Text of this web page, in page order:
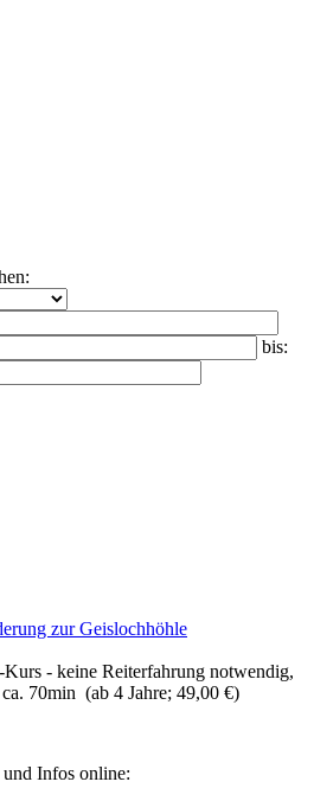
bis:
zur Geislochhöhle
- keine Reiterfahrung notwendig,
70min (ab 4 Jahre; 49,00 €)
Infos online: